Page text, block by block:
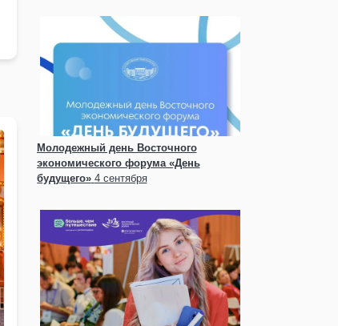
Молодежный день Восточного
экономического форума «День
будущего» 4 сентября